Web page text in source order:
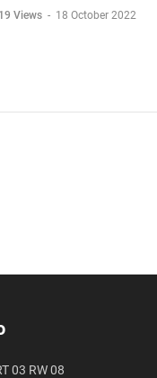
Views - 18 October 2022
03 RW 08